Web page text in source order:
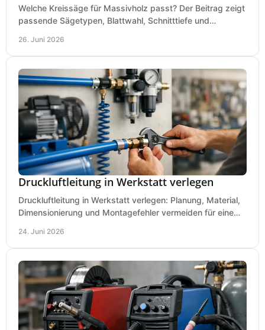
Welche Kreissäge für Massivholz passt? Der Beitrag zeigt
passende Sägetypen, Blattwahl, Schnitttiefe und
26. Juni 2026
Druckluftleitung in Werkstatt verlegen
Druckluftleitung in Werkstatt verlegen: Planung, Material,
Dimensionierung und Montagefehler vermeiden für eine
24. Juni 2026